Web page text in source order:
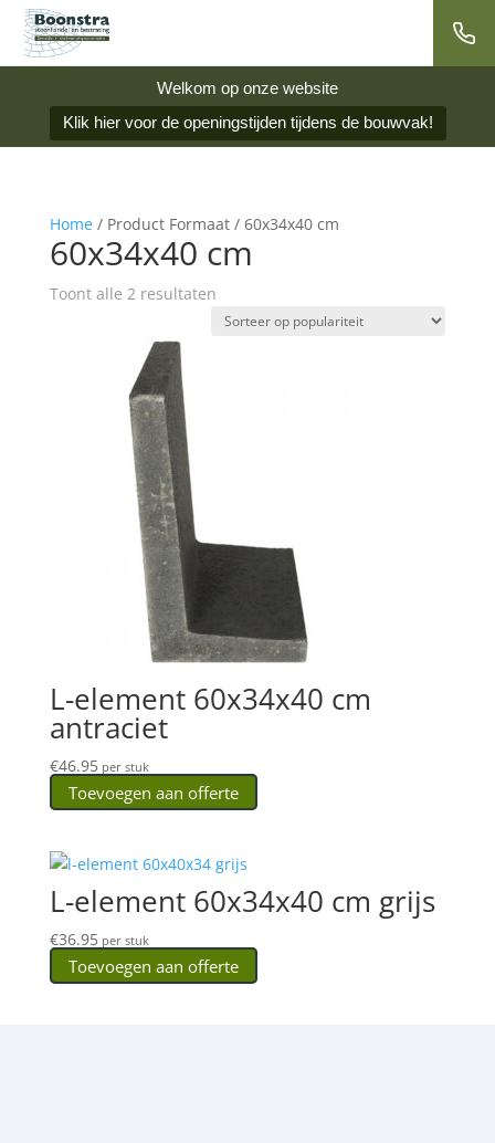
Welkom op onze website
Klik hier voor de openingstijden tijdens de bouwvak!
Home/ Product Formaat / 60x34x40 cm
60x34x40 cm
Toont alle 2 resultatenGesorteerd
op
L-element 60x34x40 cm
antraciet
€46.95per stuk
Toevoegen aan offerte
L-element 60x34x40 cm grijs
€36.95per stuk
Toevoegen aan offerte